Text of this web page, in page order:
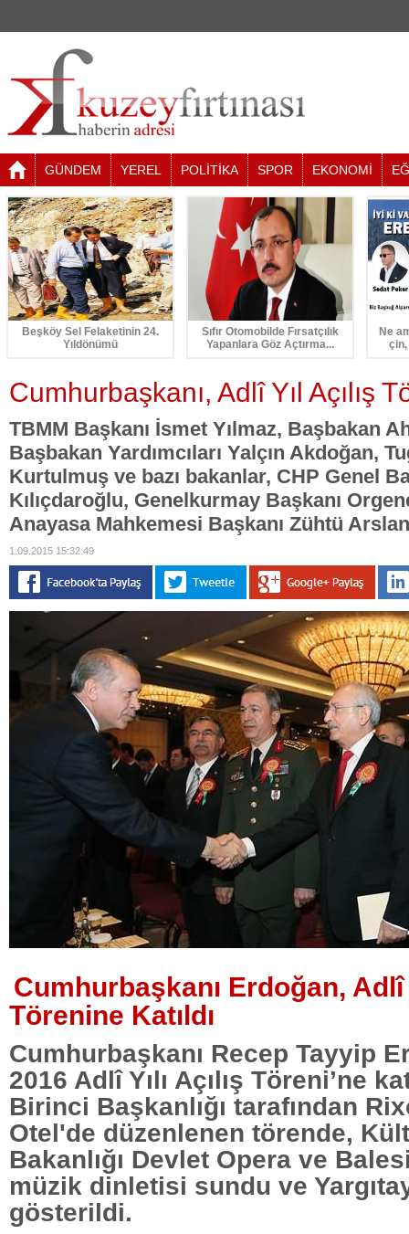
GÜNDEM YEREL POLİTİKA SPOR EKONOMİ
Beşköy Sel Felaketinin 24.
Yıldönümü
Sıfır Otomobilde Fırsatçılık
Yapanlara Göz Açtırma...
Ne
Cumhurbaşkanı, Adlî Yıl Açılış
TBMM Başkanı İsmet Yılmaz, Başbakan
Başbakan Yardımcıları Yalçın Akdoğan,
Kurtulmuş ve bazı bakanlar, CHP Genel
Kılıçdaroğlu, Genelkurmay Başkanı
Anayasa Mahkemesi Başkanı Zühtü
1.09.2015 15:32:49
Cumhurbaşkanı Erdoğan, Adlî
Törenine Katıldı
Cumhurbaşkanı Recep Tayyip
2016 Adlî Yılı Açılış Töreni’ne
Birinci Başkanlığı tarafından
Otel'de düzenlenen törende,
Bakanlığı Devlet Opera ve
müzik dinletisi sundu ve
gösterildi.